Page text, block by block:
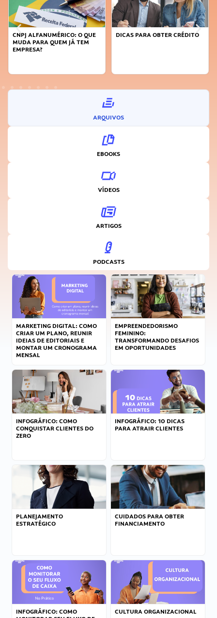
DICAS PARA OBTER CRÉDITO
FAÇA A DIFERENÇA: SEJA
ARQUIVOS
EBOOKS
VÍDEOS
ARTIGOS
PODCASTS
MARKETING DIGITAL: COMO
CRIAR UM PLANO, REUNIR
IDEIAS DE EDITORIAIS E
MONTAR UM CRONOGRAMA
MENSAL
EMPREENDEDORISMO
FEMININO:
TRANSFORMANDO DESAFIOS
EM OPORTUNIDADES
INFOGRÁFICO: COMO
CONQUISTAR CLIENTES DO
ZERO
INFOGRÁFICO: 10 DICAS
PARA ATRAIR CLIENTES
PLANEJAMENTO
ESTRATÉGICO
CUIDADOS PARA OBTER
FINANCIAMENTO
INFOGRÁFICO: COMO
CULTURA ORGANIZACIONAL